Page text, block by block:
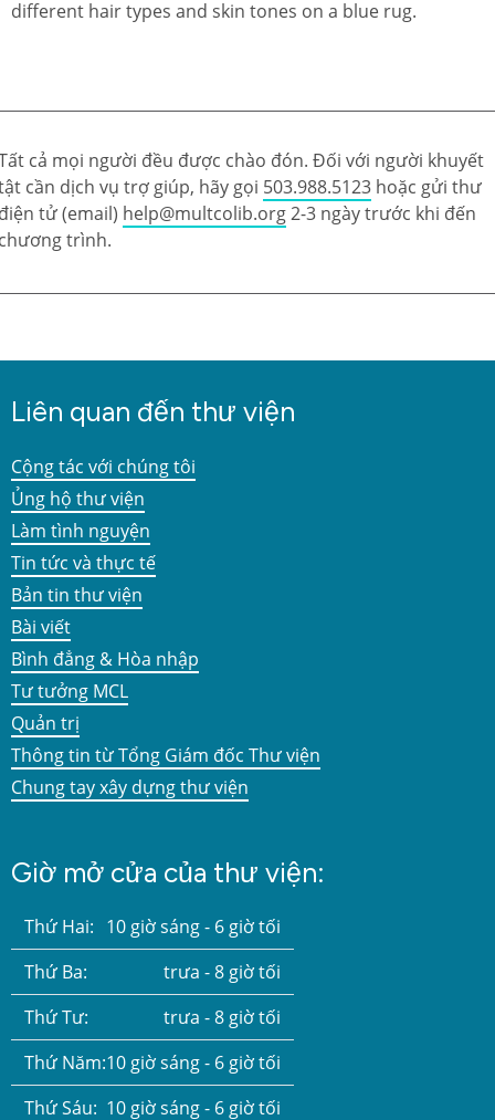
cả mọi người đều được chào đón. Đối với người khuyết
cần dịch vụ trợ giúp, hãy gọi 503.988.5123 hoặc gửi thư
tử (email) help@multcolib.org2-3 ngày trước khi đến
trình.
Liên quan đến thư viện
Cộng tác với chúng tôi
Ủng hộ thư viện
Làm tình nguyện
Tin tức và thực tế
Bản tin thư viện
Bài viết
Bình đẳng & Hòa nhập
Tư tưởng MCL
Quản trị
Thông tin từ Tổng Giám đốc Thư viện
Chung tay xây dựng thư viện
Giờ mở cửa của thư viện:
Thứ Hai: 10 giờ sáng - 6 giờ tối
Thứ Ba:
trưa - 8 giờ tối
Thứ Tư:
trưa - 8 giờ tối
Thứ Năm:10 giờ sáng - 6 giờ tối
Thứ Sáu: 10 giờ sáng - 6 giờ tối